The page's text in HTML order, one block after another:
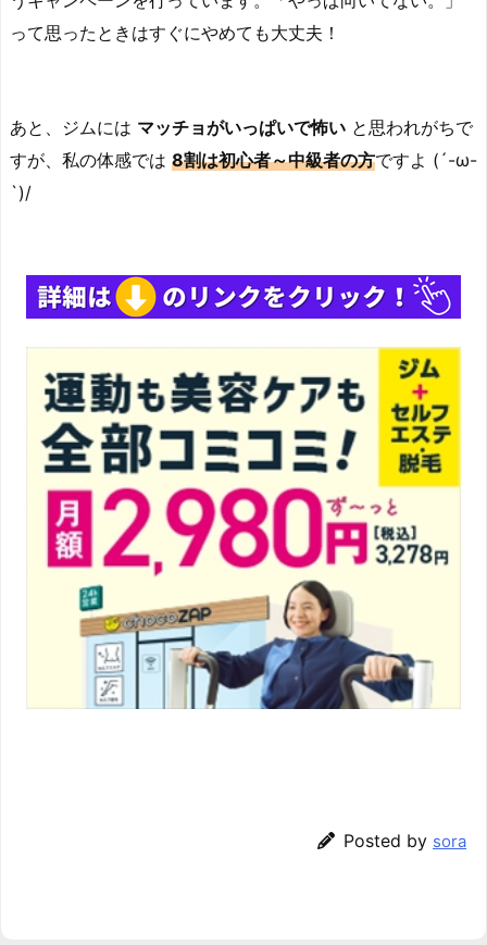
って思ったときはすぐにやめても大丈夫！
あと、ジムには マッチョがいっぱいで怖い と思われがちで
すが、私の体感では 8割は初心者～中級者の方ですよ (´-ω-
`)/
Posted by sora